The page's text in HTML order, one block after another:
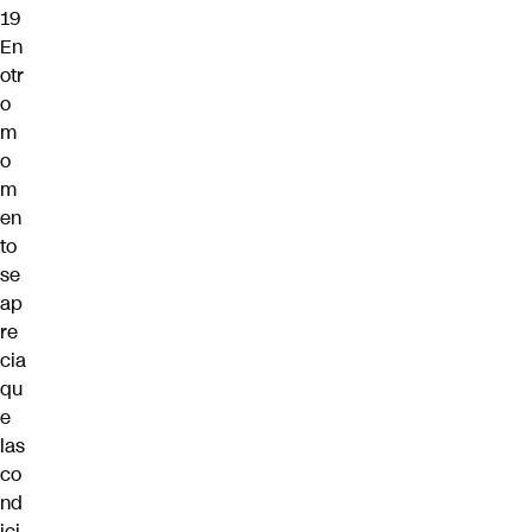
19
En
otr
o
m
o
m
en
to
se
ap
re
cia
qu
e
las
co
nd